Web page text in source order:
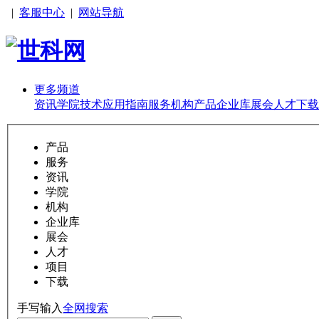
| 客服中心 | 网站导航
更多频道
资讯学院技术应用指南服务机构产品企业库展会 人才下载
产品
服务
资讯
学院
机构
企业库
展会
人才
项目
下载
手写输入全网搜索